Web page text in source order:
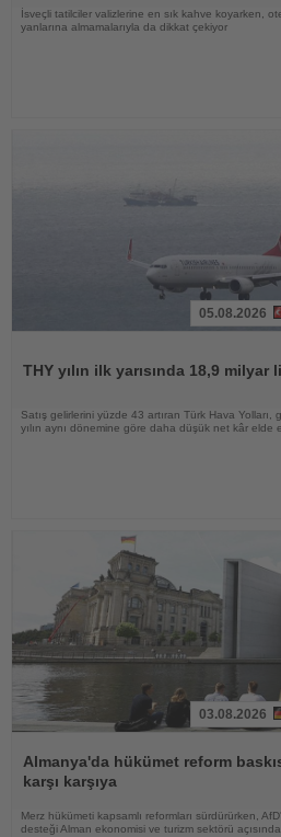
İsveçli tatilciler valizlerine en sık kahve koyarken,
yanlarına almamalarıyla da dikkat çekiyor
05.08.2026
THY yılın ilk yarısında 18,9 milyar
Satış gelirlerini yüzde 43 artıran Türk Hava
yılın aynı dönemine göre daha düşük net kâr elde
Oku
03.08.2026
Almanya'da hükümet reform
karşı karşıya
Merz hükümeti kapsamlı reformları sürdürürken,
desteği Alman ekonomisi ve turizm sektörü